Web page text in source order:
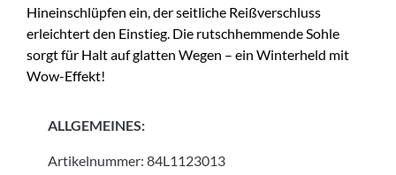
Hineinschlüpfen ein, der seitliche Reißverschluss
erleichtert den Einstieg. Die rutschhemmende Sohle
sorgt für Halt auf glatten Wegen – ein Winterheld mit
Wow-Effekt!
ALLGEMEINES:
Artikelnummer: 84L1123013